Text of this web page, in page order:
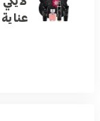
عناية